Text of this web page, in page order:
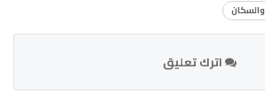
اترك تعليق